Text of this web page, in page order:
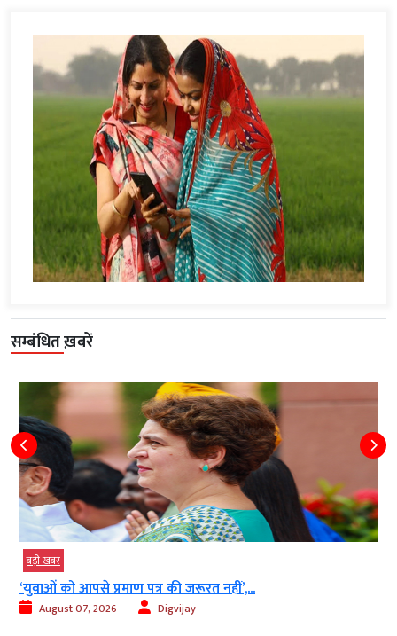
सम्बंधित ख़बरें
40 साल पुराने बोफोर्स घोटाले की फाइल बंद,...
August 07, 2026